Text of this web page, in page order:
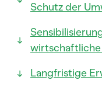
Schutz der
Langfristige